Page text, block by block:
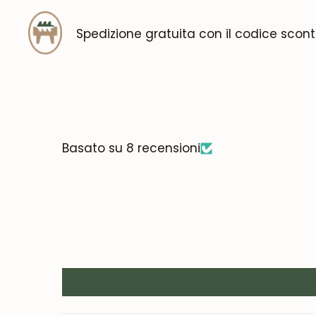
Spedizione gratuita con il codice
Basato su 8 recensioni